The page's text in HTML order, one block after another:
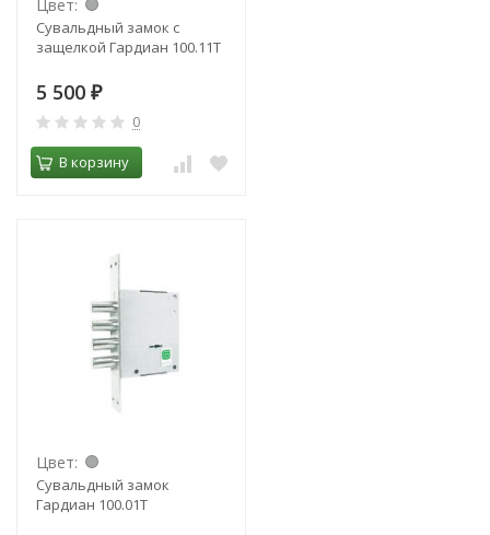
Цвет:
Сувальдный замок с
защелкой Гардиан 100.11Т
5 500 ₽
0
В корзину
Цвет:
Сувальдный замок
Гардиан 100.01Т